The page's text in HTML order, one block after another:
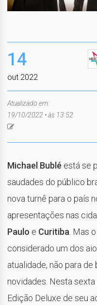
14
out 2022
Atualizado em:
19/10/2022 • às 13:52
Michael Bublé está se
saudades do público
nova turnê para o país
apresentações nas
Paulo e Curitiba. Mas
considerado um dos
atualidade, não para
novidades. Nesta
Edição Deluxe de seu